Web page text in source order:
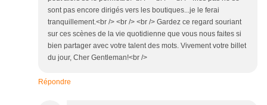
sont pas encore dirigés vers les boutiques...je le ferai
tranquillement.<br /> <br /> <br /> Gardez ce regard souriant
sur ces scènes de la vie quotidienne que vous nous faites si
bien partager avec votre talent des mots. Vivement votre billet
du jour, Cher Gentleman!<br />
Répondre